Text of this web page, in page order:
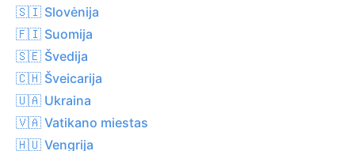
🇸🇮 Slovėnija
🇫🇮 Suomija
🇸🇪 Švedija
🇨🇭 Šveicarija
🇺🇦 Ukraina
🇻🇦 Vatikano miestas
🇭🇺 Vengrija